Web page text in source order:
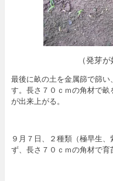
（発芽
最後に畝の土を金属篩で篩
す。長さ７０ｃｍの角材で
が出来上がる。
９月７日、２種類（極早生
ず、長さ７０ｃｍの角材で育